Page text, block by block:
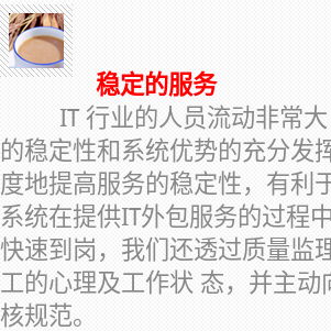
稳定的服务
IT 行业的人员流动非常
的稳定性和系统优势的充分发
度地提高服务的稳定性，有利
系统在提供IT外包服务的过程
快速到岗，我们还透过质量监
工的心理及工作状 态，并主
核规范。